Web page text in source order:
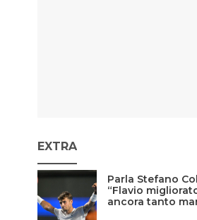
EXTRA
Parla Stefano
“Flavio
ancora tanto